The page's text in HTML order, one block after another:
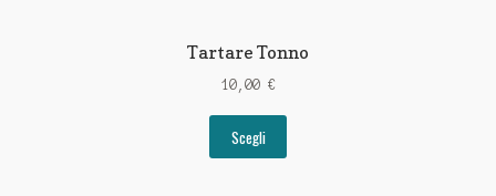
Tartare Tonno
10,00 €
Scegli